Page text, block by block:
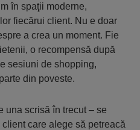
în spaţii moderne,
fiecărui client. Nu e doar
a crea un moment. Fie
o recompensă după
sesiuni de shopping,
din poveste.
una scrisă în trecut – se
care alege să petreacă